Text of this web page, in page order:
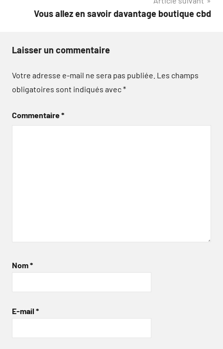
Vous allez en savoir davantage boutique cbd
Laisser un commentaire
Votre adresse e-mail ne sera pas publiée. Les champs
obligatoires sont indiqués avec*
Commentaire*
Nom*
E-mail *